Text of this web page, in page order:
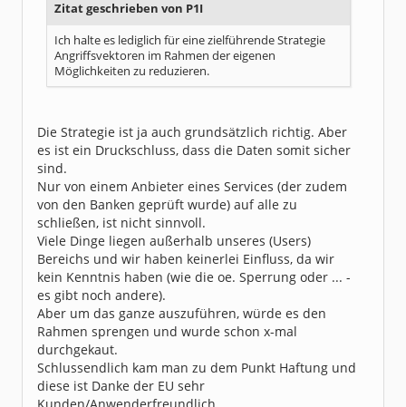
Zitat geschrieben von P1I
Ich halte es lediglich für eine zielführende Strategie
Angriffsvektoren im Rahmen der eigenen
Möglichkeiten zu reduzieren.
Die Strategie ist ja auch grundsätzlich richtig. Aber
es ist ein Druckschluss, dass die Daten somit sicher
sind.
Nur von einem Anbieter eines Services (der zudem
von den Banken geprüft wurde) auf alle zu
schließen, ist nicht sinnvoll.
Viele Dinge liegen außerhalb unseres (Users)
Bereichs und wir haben keinerlei Einfluss, da wir
kein Kenntnis haben (wie die oe. Sperrung oder ... -
es gibt noch andere).
Aber um das ganze auszuführen, würde es den
Rahmen sprengen und wurde schon x-mal
durchgekaut.
Schlussendlich kam man zu dem Punkt Haftung und
diese ist Danke der EU sehr